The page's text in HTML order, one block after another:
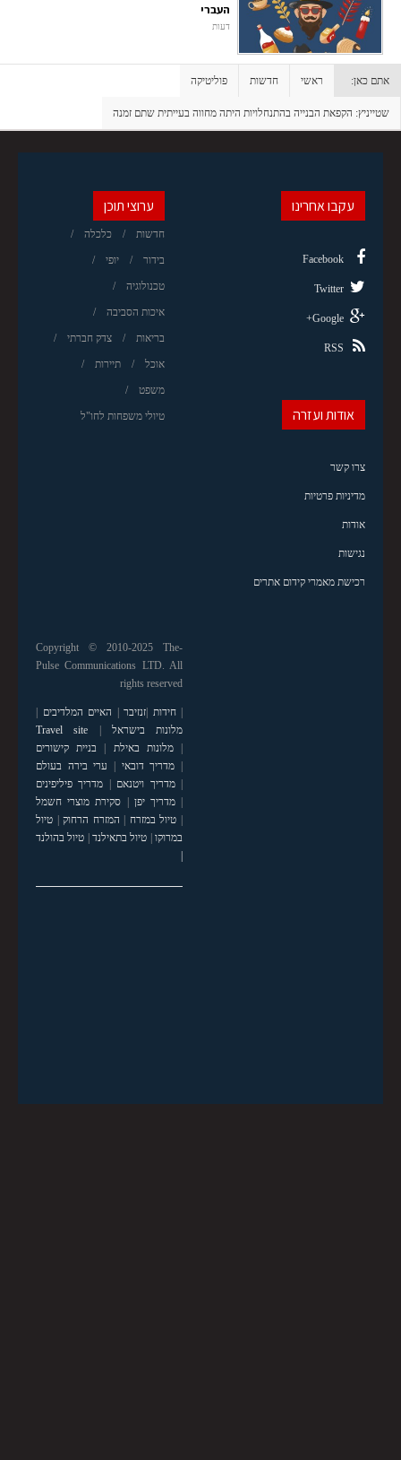
העברי
דעות
אתם כאן: ראשי חדשות פוליטיקה
שטייניץ: הקפאת הבנייה בהתנחלויות היתה מחווה בעייתית שתם זמנה
ערוצי תוכן
חדשות כלכלה
בידור יופי
טכנולוגיה
איכות הסביבה
בריאות צדק חברתי
אוכל תיירות
משפט
טיולי משפחות לחו"ל
עקבו אחרינו
Facebook
Twitter
Google+
RSS
אודות ועזרה
צרו קשר
מדיניות פרטיות
אודות
נגישות
רכישת מאמרי קידום אתרים
Copyright © 2010-2025 The-
Pulse Communications LTD. All
rights reserved
|חידות |זנזיבר | האיים המלדיבים |
מלונות בישראל |
Travel site
|מלונות באילת | בניית קישורים
| מדריך דובאי | ערי בירה בעולם
|מדריך ויטנאם | מדריך פיליפינים
|מדריך יפן | סקירת מוצרי חשמל
| טיול במזרח | המזרח הרחוק| טיול
במרוקו| טיול בתאילנד| טיול בהולנד
|